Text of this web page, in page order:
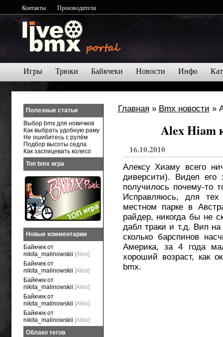
Контакты Производители
Игры Трюки Байкчеки Новости Инфо
Главная » Bmx новости »
Alex Hiam
16.10.2010
Алексу Хиаму всего
диверсити). Видел его
получилось почему-то
Исправляюсь, для
местном парке в
райдер, никогда бы не
дабл траки и т.д. Вип
сколько барспинов
Америка, за 4 года
хороший возраст, как
bmx.
Полезные статьи
Выбор bmx для новичков
Как выбрать удобную раму
Не ошибитесь с рулём
Подбор высоты седла
Как заспицевать колесо
Топ bmx игра
Новые комментарии
Байкчек от
nikita_malinowskii [Alex]
Байкчек от
nikita_malinowskii [Alex]
Байкчек от
nikita_malinowskii [Alex]
Байкчек от
nikita_malinowskii [Alex]
Байкчек от
nikita_malinowskii [Alex]
Облако тегов